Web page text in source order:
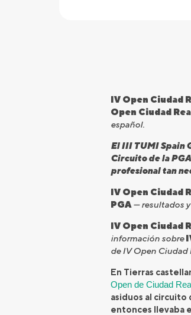
IV Open Ciudad
Open Ciudad
español.
El III TUMI Spain
Circuito de la
profesional tan
IV Open Ciudad
PGA — resultados
IV Open Ciudad
información sobre
de IV Open Ciudad
En Tierras
Open de Ciudad
asiduos al circuito
entonces llevaba